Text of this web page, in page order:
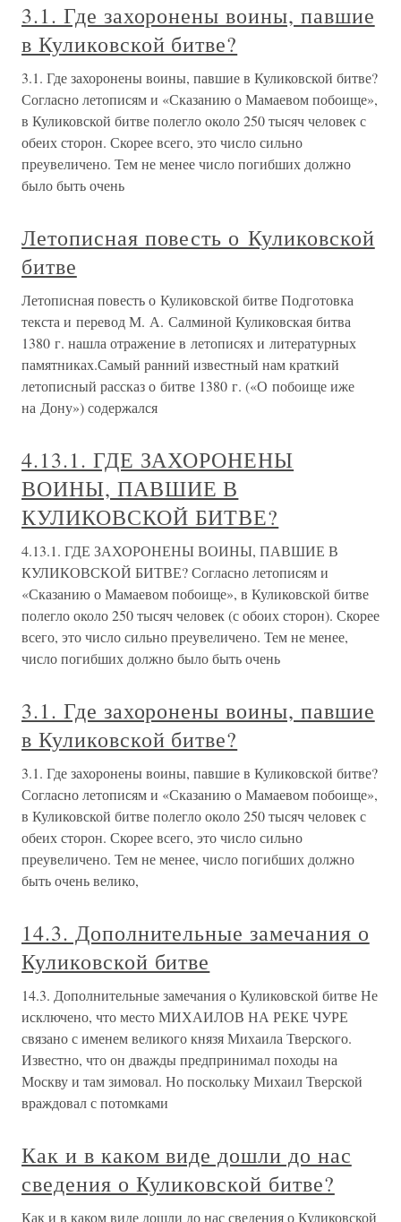
3.1. Где захоронены воины, павшие
в Куликовской битве?
3.1. Где захоронены воины, павшие в Куликовской битве?
Согласно летописям и «Сказанию о Мамаевом побоище»,
в Куликовской битве полегло около 250 тысяч человек с
обеих сторон. Скорее всего, это число сильно
преувеличено. Тем не менее число погибших должно
было быть очень
Летописная повесть о Куликовской
битве
Летописная повесть о Куликовской битве Подготовка
текста и перевод М. А. Салминой Куликовская битва
1380 г. нашла отражение в летописях и литературных
памятниках.Самый ранний известный нам краткий
летописный рассказ о битве 1380 г. («О побоище иже
на Дону») содержался
4.13.1. ГДЕ ЗАХОРОНЕНЫ
ВОИНЫ, ПАВШИЕ В
КУЛИКОВСКОЙ БИТВЕ?
4.13.1. ГДЕ ЗАХОРОНЕНЫ ВОИНЫ, ПАВШИЕ В
КУЛИКОВСКОЙ БИТВЕ? Согласно летописям и
«Сказанию о Мамаевом побоище», в Куликовской битве
полегло около 250 тысяч человек (с обоих сторон). Скорее
всего, это число сильно преувеличено. Тем не менее,
число погибших должно было быть очень
3.1. Где захоронены воины, павшие
в Куликовской битве?
3.1. Где захоронены воины, павшие в Куликовской битве?
Согласно летописям и «Сказанию о Мамаевом побоище»,
в Куликовской битве полегло около 250 тысяч человек с
обеих сторон. Скорее всего, это число сильно
преувеличено. Тем не менее, число погибших должно
быть очень велико,
14.3. Дополнительные замечания о
Куликовской битве
14.3. Дополнительные замечания о Куликовской битве Не
исключено, что место МИХАИЛОВ НА РЕКЕ ЧУРЕ
связано с именем великого князя Михаила Тверского.
Известно, что он дважды предпринимал походы на
Москву и там зимовал. Но поскольку Михаил Тверской
враждовал с потомками
Как и в каком виде дошли до нас
сведения о Куликовской битве?
Как и в каком виде дошли до нас сведения о Куликовской